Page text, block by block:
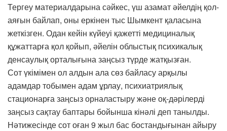
Тергеу материалдарына сәйкес, үш азамат әйелдің қол-
аяғын байлап, оны еркінен тыс Шымкент қаласына
жеткізген. Одан кейін күйеуі қажетті медициналық
құжаттарға қол қойып, әйелін облыстық психикалық
денсаулық орталығына заңсыз түрде жатқызған.
Сот үкімімен ол алдын ала сөз байласу арқылы
адамдар тобымен адам ұрлау, психиатриялық
стационарға заңсыз орналастыру және оқ-дәрілерді
заңсыз сақтау баптары бойынша кінәлі деп танылды.
Нәтижесінде сот оған 9 жыл бас бостандығынан айыру